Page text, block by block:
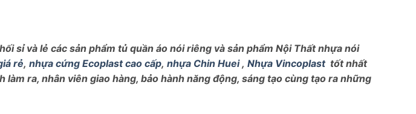
sỉ và lẻ các sản phẩm tủ quần áo nói riêng và sản phẩm Nội Thất nhựa nói
rẻ, nhựa cứng Ecoplast cao cấp, nhựa Chin Huei, Nhựa Vincoplasttốt nhất
ra, nhân viên giao hàng, bảo hành năng động, sáng tạo cùng tạo ra những